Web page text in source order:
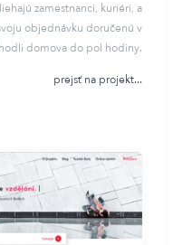
zamestnanci, kuriéri, a
objednávku doručenú v
domova do pol hodiny.
prejsť na projekt